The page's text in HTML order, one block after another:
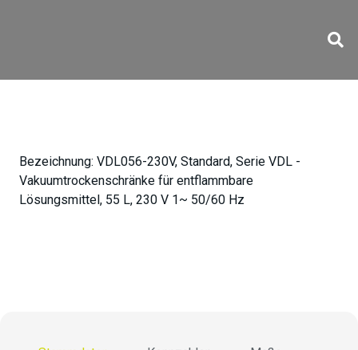
Bezeichnung: VDL056-230V, Standard, Serie VDL -
Vakuumtrockenschränke für entflammbare
Lösungsmittel, 55 L, 230 V 1~ 50/60 Hz